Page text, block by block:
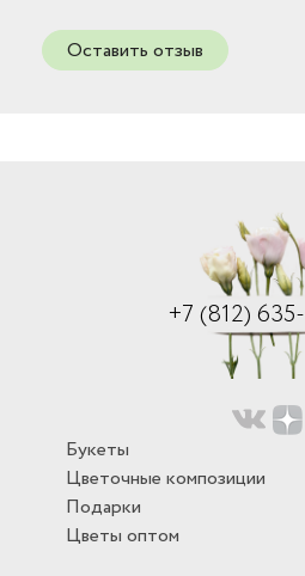
Оставить отзыв
+7 (812)
Букеты
Цветочные композиции
Подарки
Цветы оптом